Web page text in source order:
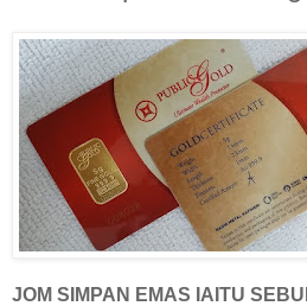
JOM SIMPAN EMAS IAITU